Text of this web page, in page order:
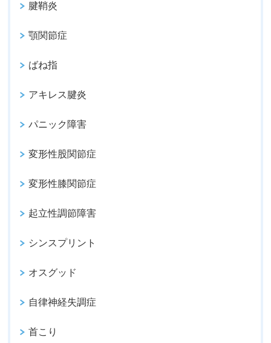
腱鞘炎
顎関節症
ばね指
アキレス腱炎
パニック障害
変形性股関節症
変形性膝関節症
起立性調節障害
シンスプリント
オスグッド
自律神経失調症
首こり